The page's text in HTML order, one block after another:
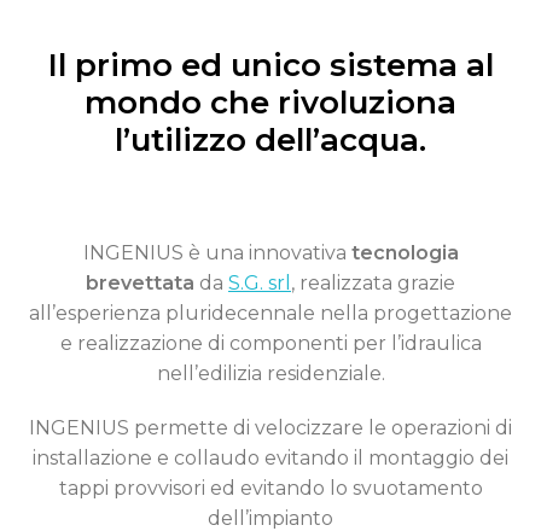
Il primo ed unico sistema al
mondo che rivoluziona
l’utilizzo dell’acqua.
INGENIUS è una innovativa tecnologia
brevettata da S.G. srl , realizzata grazie
all’esperienza pluridecennale nella progettazione
e realizzazione di componenti per l’idraulica
nell’edilizia residenziale.
INGENIUS permette di velocizzare le operazioni di
installazione e collaudo evitando il montaggio dei
tappi provvisori ed evitando lo svuotamento
dell’impianto